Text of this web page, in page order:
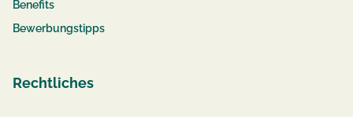
Benefits
Bewerbungstipps
Rechtliches